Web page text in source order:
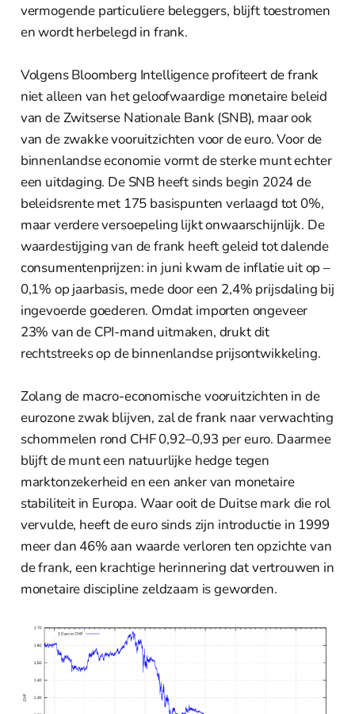
vermogende particuliere beleggers, blijft toestromen
en wordt herbelegd in frank.
Volgens Bloomberg Intelligence profiteert de frank
niet alleen van het geloofwaardige monetaire beleid
van de Zwitserse Nationale Bank (SNB), maar ook
van de zwakke vooruitzichten voor de euro. Voor de
binnenlandse economie vormt de sterke munt echter
een uitdaging. De SNB heeft sinds begin 2024 de
beleidsrente met 175 basispunten verlaagd tot 0%,
maar verdere versoepeling lijkt onwaarschijnlijk. De
waardestijging van de frank heeft geleid tot dalende
consumentenprijzen: in juni kwam de inflatie uit op –
0,1% op jaarbasis, mede door een 2,4% prijsdaling bij
ingevoerde goederen. Omdat importen ongeveer
23% van de CPI-mand uitmaken, drukt dit
rechtstreeks op de binnenlandse prijsontwikkeling.
Zolang de macro-economische vooruitzichten in de
eurozone zwak blijven, zal de frank naar verwachting
schommelen rond CHF 0,92–0,93 per euro. Daarmee
blijft de munt een natuurlijke hedge tegen
marktonzekerheid en een anker van monetaire
stabiliteit in Europa. Waar ooit de Duitse mark die rol
vervulde, heeft de euro sinds zijn introductie in 1999
meer dan 46% aan waarde verloren ten opzichte van
de frank, een krachtige herinnering dat vertrouwen in
monetaire discipline zeldzaam is geworden.